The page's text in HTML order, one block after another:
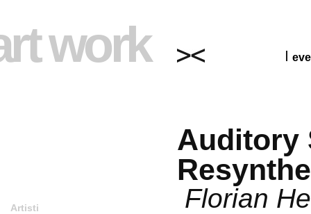
work
Artisti
Auditory
Florian